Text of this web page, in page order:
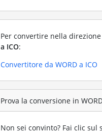
Per convertire nella
a ICO:
Convertitore da WORD a ICO
Prova la conversione in
Non sei convinto? Fai clic